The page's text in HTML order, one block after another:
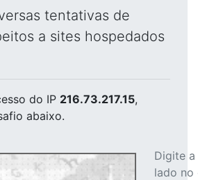
tentativas de
a sites hospedados
do IP 216.73.217.15,
abaixo.
Digite
lado no